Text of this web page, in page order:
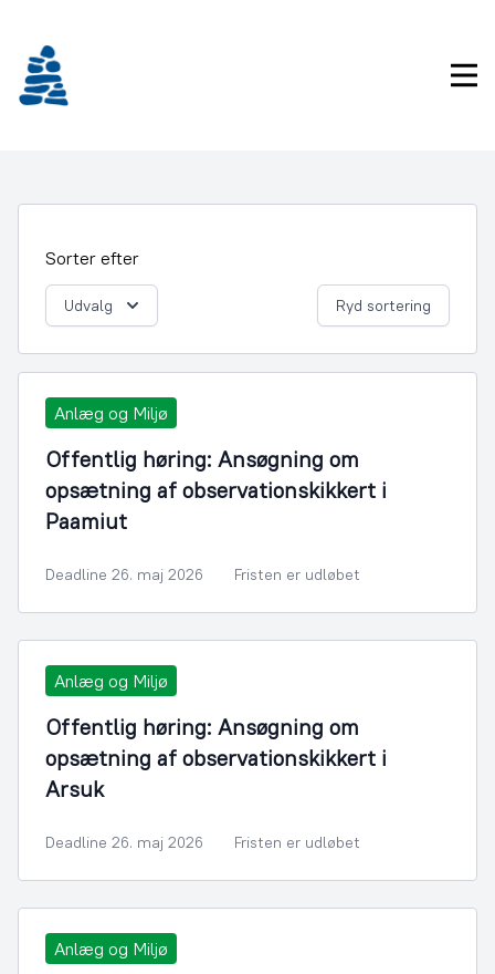
indhold
Sorter efter
Udvalg Ryd sortering
Anlæg og Miljø
Offentlig høring: Ansøgning om
opsætning af observationskikkert i
Paamiut
Deadline 26. maj 2026 Fristen er udløbet
Anlæg og Miljø
Offentlig høring: Ansøgning om
opsætning af observationskikkert i
Arsuk
Deadline 26. maj 2026 Fristen er udløbet
Anlæg og Miljø